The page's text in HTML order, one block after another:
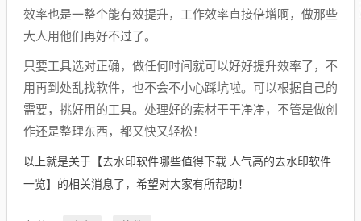
效率也是一整个能有效提升，工作效率直接倍增啊，做那些
大人用他们再好不过了。
只要工具选对正确，做任何时间就可以好好提升效率了，不
用再到处乱找软件，也不会不小心踩坑啦。可以根据自己的
需要，挑好用的工具。处理好的素材干干净净，不管是做创
作还是整理东西，都又快又轻松！
以上就是关于【去水印软件哪些值得下载 人气高的去水印软件
一览】的相关消息了，希望对大家有所帮助！